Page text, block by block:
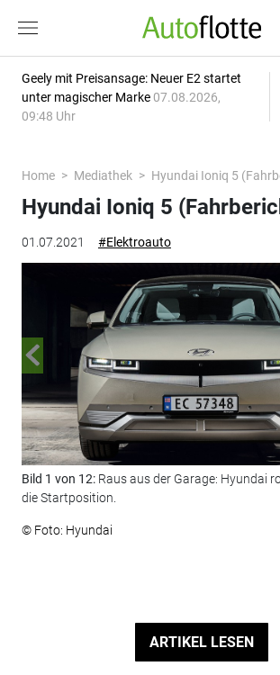
Geely mit Preisansage: Neuer E2 startet
unter magischer Marke 07.08.2026,
09:48 Uhr
Home Mediathek Hyundai Ioniq 5
01.07.2021 #Elektroauto
Hyundai Ioniq 5
Bild 1 von 12: Raus aus der Garage: Hyundai
die Startposition.
© Foto: Hyundai
ARTIKEL LESEN